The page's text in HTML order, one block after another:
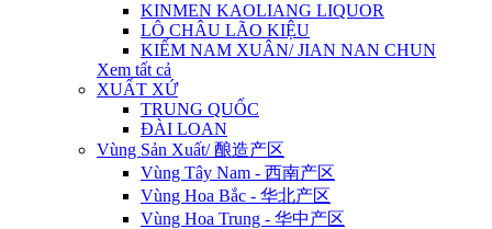
KINMEN KAOLIANG LIQUOR
LÔ CHÂU LÃO KIỆU
KIẾM NAM XUÂN/ JIAN NAN CHUN
Xem tất cả
XUẤT XỨ
TRUNG QUỐC
ĐÀI LOAN
Vùng Sản Xuất/ 酿造产区
Vùng Tây Nam - 西南产区
Vùng Hoa Bắc - 华北产区
Vùng Hoa Trung - 华中产区